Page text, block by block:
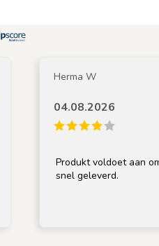
Herma W
04.08.2026
Produkt voldoet aan
snel geleverd.